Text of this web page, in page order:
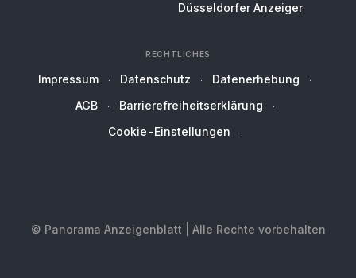
Düsseldorfer Anzeiger
RECHTLICHES
Impressum Datenschutz
Datenerhebung
AGB
Barrierefreiheitserklärung
Cookie-Einstellungen
© Panorama Anzeigenblatt | Alle Rechte vorbehalten